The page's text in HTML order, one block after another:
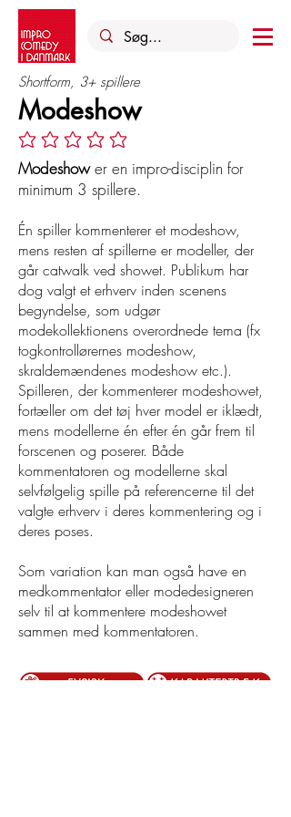
Shortform, 3+ spillere
Modeshow
Ingen bedømmelser endnu
Modeshower en impro-disciplin for
minimum 3 spillere.
Én spiller kommenterer et modeshow,
mens resten af spillerne er modeller, der
går catwalk ved showet. Publikum har
dog valgt et erhverv inden scenens
begyndelse, som udgør
modekollektionens overordnede tema (fx
togkontrollørernes modeshow,
skraldemændenes modeshow etc.).
Spilleren, der kommenterer modeshowet,
fortæller om det tøj hver model er iklædt,
mens modellerne én efter én går frem til
forscenen og poserer. Både
kommentatoren og modellerne skal
selvfølgelig spille på referencerne til det
valgte erhverv i deres kommentering og i
deres poses.
Som variation kan man også have en
medkommentator eller modedesigneren
selv til at kommentere modeshowet
sammen med kommentatoren.